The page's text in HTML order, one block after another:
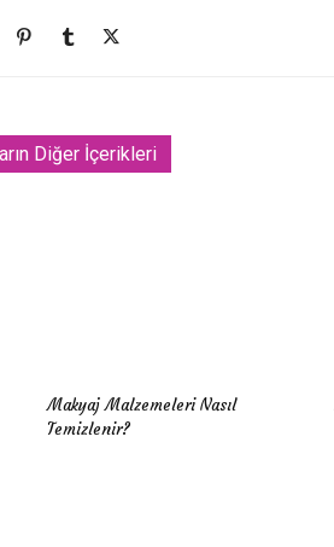
Diğer İçerikleri
Makyaj Malzemeleri Nasıl
Temizlenir?